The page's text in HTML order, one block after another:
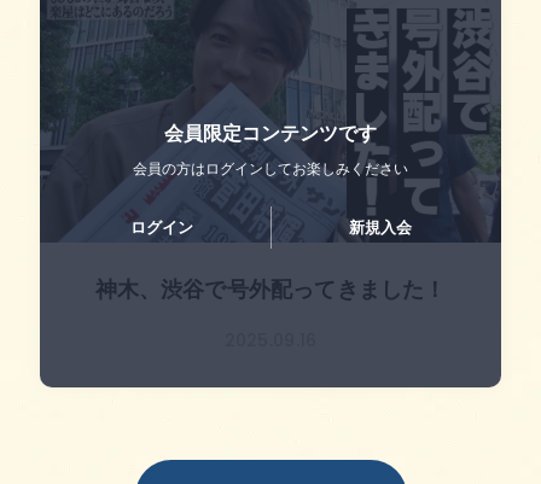
神木、渋谷で号外配ってきました！
会員限定コンテンツです
会員の方はログインしてお楽しみください
ログイン 新規入会